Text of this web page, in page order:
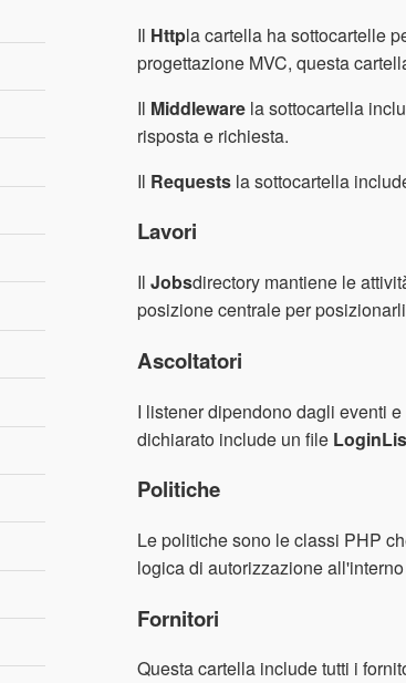
Il Httpla cartella ha sottocartelle
progettazione MVC, questa
Il Middleware la sottocartella
risposta e richiesta.
Il Requests la sottocartella
Lavori
IlJobsdirectory mantiene le
posizione centrale per
Ascoltatori
I listener dipendono dagli eventi
dichiarato include un file
Politiche
Le politiche sono le classi PHP
logica di autorizzazione
Fornitori
Questa cartella include tutti i